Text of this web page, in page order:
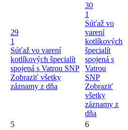
29
1
Súťaž vo varení
kotlíkových špecialít
spojená s Vatrou SNP
Zobraziť všetky
záznamy z dňa
30
1
Súťaž vo
varení
kotlíkových
špecialít
spojená s
Vatrou
SNP
Zobraziť
všetky
záznamy z
dňa
5 6